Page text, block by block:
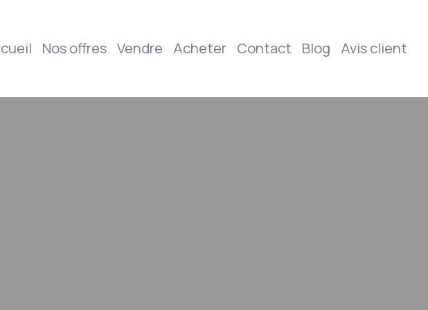
Nos offres Vendre Acheter Contact Blog Avis client